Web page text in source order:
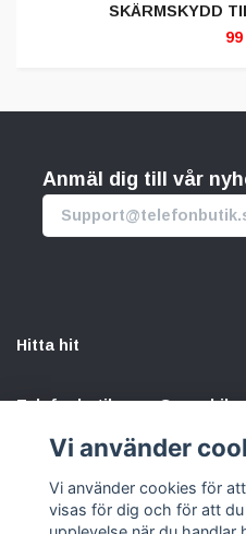
SKÄRMSKYDD
Anmäl dig till vår
Hitta hit
Telefonbutik.se – Ge
Sociala medier
Vi använder
Vi använder cookies för
visas för dig och för att